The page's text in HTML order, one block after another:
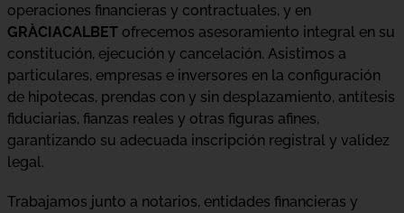
operaciones financieras y contractuales, y en
GRÀCIACALBET ofrecemos asesoramiento integral en su
constitución, ejecución y cancelación. Asistimos a
particulares, empresas e inversores en la configuración
de hipotecas, prendas con y sin desplazamiento, antítesis
fiduciarias, fianzas reales y otras figuras afines,
garantizando su adecuada inscripción registral y validez
legal.
Trabajamos junto a notarios, entidades financieras y